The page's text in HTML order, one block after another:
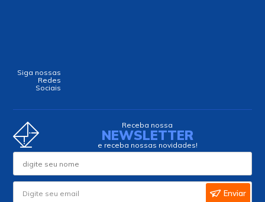
Siga nossas
Redes
Sociais
Receba nossa
NEWSLETTER
e receba nossas novidades!
Enviar